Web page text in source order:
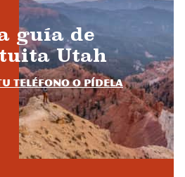
guía de
Utah
teléfono o pídela